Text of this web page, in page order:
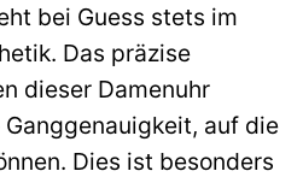
bei Guess stets im
Das präzise
dieser Damenuhr
auf die
Dies ist besonders